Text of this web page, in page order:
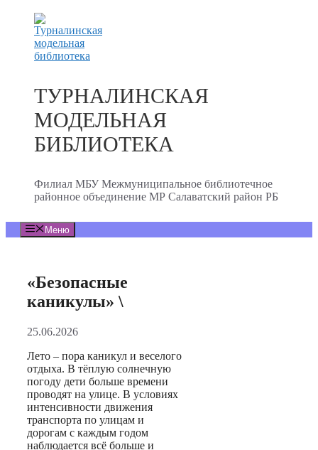
Перейти
содержимому
ТУРНАЛИНСКАЯ
МОДЕЛЬНАЯ
БИБЛИОТЕКА
Филиал МБУ Межмуниципальное библиотечное
районное объединение МР Салаватский район РБ
Меню
«Безопасные
каникулы» \
25.06.2026
Лето – пора каникул и веселого
отдыха. В тёплую солнечную
погоду дети больше времени
проводят на улице. В условиях
интенсивности движения
транспорта по улицам и
дорогам с каждым годом
наблюдается всё больше и